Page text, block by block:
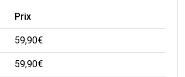
Prix
59,90€
59,90€